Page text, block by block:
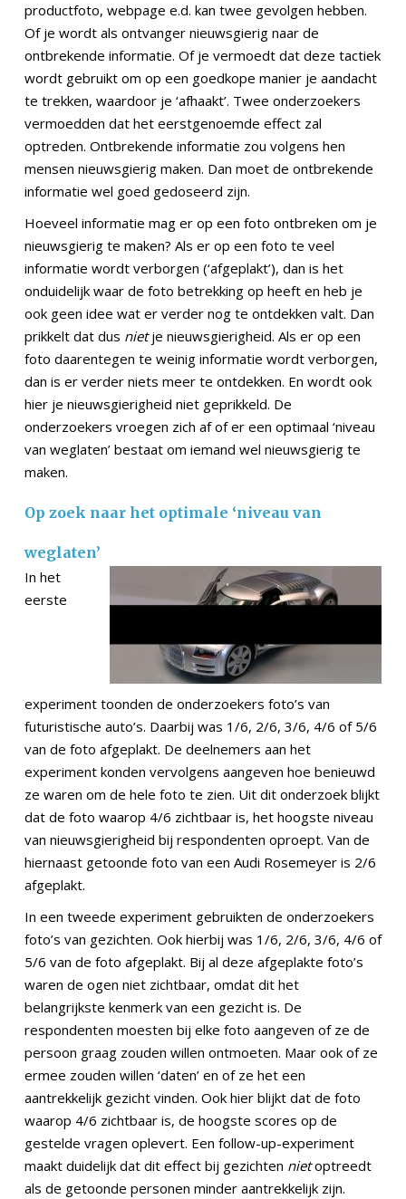
productfoto, webpage e.d. kan twee gevolgen hebben.
Of je wordt als ontvanger nieuwsgierig naar de
ontbrekende informatie. Of je vermoedt dat deze tactiek
wordt gebruikt om op een goedkope manier je aandacht
te trekken, waardoor je ‘afhaakt’. Twee onderzoekers
vermoedden dat het eerstgenoemde effect zal
optreden. Ontbrekende informatie zou volgens hen
mensen nieuwsgierig maken. Dan moet de ontbrekende
informatie wel goed gedoseerd zijn.
Hoeveel informatie mag er op een foto ontbreken om je
nieuwsgierig te maken? Als er op een foto te veel
informatie wordt verborgen (‘afgeplakt’), dan is het
onduidelijk waar de foto betrekking op heeft en heb je
ook geen idee wat er verder nog te ontdekken valt. Dan
prikkelt dat dus nietje nieuwsgierigheid. Als er op een
foto daarentegen te weinig informatie wordt verborgen,
dan is er verder niets meer te ontdekken. En wordt ook
hier je nieuwsgierigheid niet geprikkeld. De
onderzoekers vroegen zich af of er een optimaal ‘niveau
van weglaten’ bestaat om iemand wel nieuwsgierig te
maken.
Op zoek naar het optimale ‘niveau van
weglaten’
In het
eerste
experiment toonden de onderzoekers foto’s van
futuristische auto’s. Daarbij was 1/6, 2/6, 3/6, 4/6 of 5/6
van de foto afgeplakt. De deelnemers aan het
experiment konden vervolgens aangeven hoe benieuwd
ze waren om de hele foto te zien. Uit dit onderzoek blijkt
dat de foto waarop 4/6 zichtbaar is, het hoogste niveau
van nieuwsgierigheid bij respondenten oproept. Van de
hiernaast getoonde foto van een Audi Rosemeyer is 2/6
afgeplakt.
In een tweede experiment gebruikten de onderzoekers
foto’s van gezichten. Ook hierbij was 1/6, 2/6, 3/6, 4/6 of
5/6 van de foto afgeplakt. Bij al deze afgeplakte foto’s
waren de ogen niet zichtbaar, omdat dit het
belangrijkste kenmerk van een gezicht is. De
respondenten moesten bij elke foto aangeven of ze de
persoon graag zouden willen ontmoeten. Maar ook of ze
ermee zouden willen ‘daten’ en of ze het een
aantrekkelijk gezicht vinden. Ook hier blijkt dat de foto
waarop 4/6 zichtbaar is, de hoogste scores op de
gestelde vragen oplevert. Een follow-up-experiment
maakt duidelijk dat dit effect bij gezichten nietoptreedt
als de getoonde personen minder aantrekkelijk zijn.